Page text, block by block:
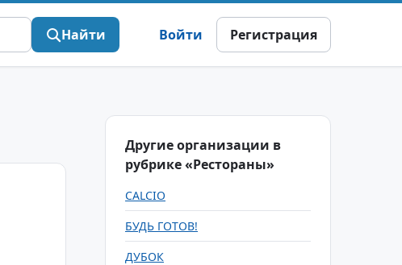
Найти Войти Регистрация
Другие организации в
рубрике «Рестораны»
CALCIO
БУДЬ ГОТОВ!
ДУБОК